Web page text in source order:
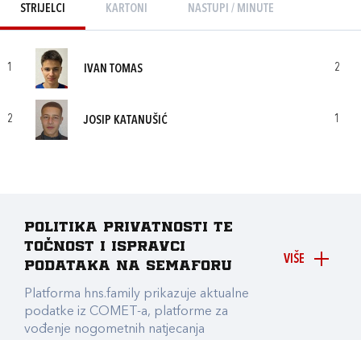
STRIJELCI KARTONI NASTUPI / MINUTE
1 IVAN TOMAS 2
2 JOSIP KATANUŠIĆ 1
VIŠE
Politika privatnosti te
točnost i ispravci
podataka na Semaforu
Platforma hns.family prikazuje aktualne
podatke iz COMET-a, platforme za
vođenje nogometnih natjecanja